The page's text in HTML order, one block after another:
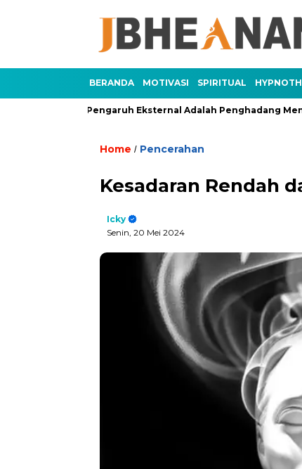
BERANDA MOTIVASI SPIRITUAL
Pengaruh Eksternal Adalah Penghadang Mental
Home / Pencerahan
Kesadaran Rendah
Icky
Senin, 20 Mei 2024